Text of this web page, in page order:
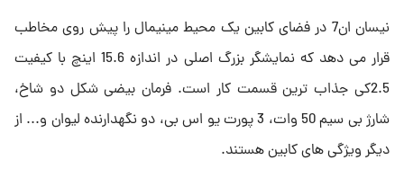
نیسان ان7 در فضای کابین یک محیط مینیمال را پیش روی مخاطب
قرار می دهد که نمایشگر بزرگ اصلی در اندازه 15.6 اینچ با کیفیت
2.5کی جذاب ترین قسمت کار است. فرمان بیضی شکل دو شاخ،
شارژ بی سیم 50 وات، 3 پورت یو اس بی، دو نگهدارنده لیوان و... از
دیگر ویژگی های کابین هستند.